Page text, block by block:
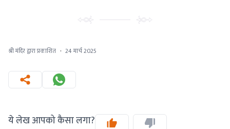
श्री मंदिर द्वारा प्रकाशित · 24 मार्च 2025
ये लेख आपको कैसा लगा?